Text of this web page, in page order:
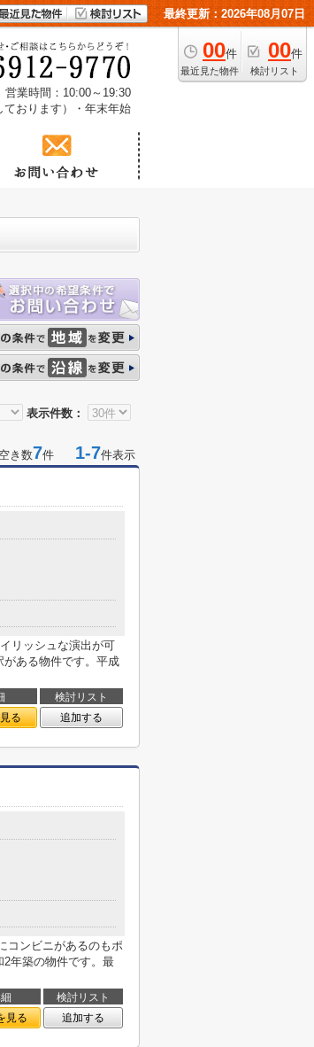
最終更新：2026年08月07日
00件
最近見た物件
00件
検討リスト
営業時間：10:00～19:30
おります）・年末年始
表示件数：
き数7件 1-7件表示
リッシュな演出が可
ある物件です。平成
検討リスト
る 追加する
コンビニがあるのもポ
2年築の物件です。最
検討リスト
見る 追加する